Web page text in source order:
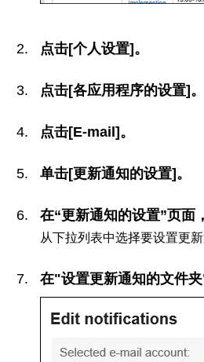
点击[个人设置]。
点击[各应用程序的设置]。
点击[E-mail]。
单击[更新通知的设置]。
在“更新通知的设置”页面
从下拉列表中选择要设置更新
在"设置更新通知的文件